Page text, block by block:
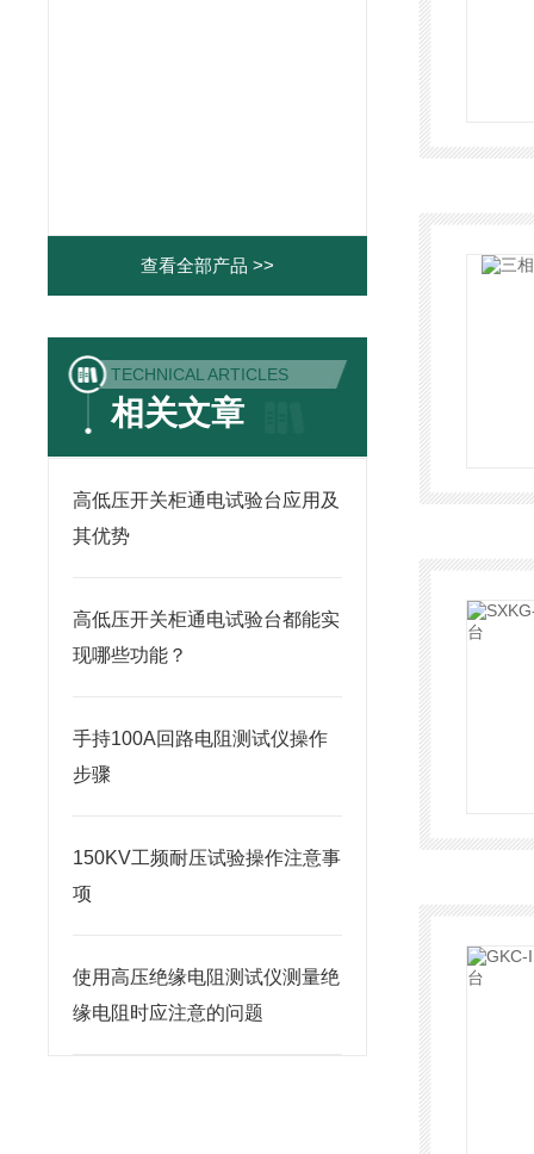
查看全部产品 >>
TECHNICAL ARTICLES
相关文章
高低压开关柜通电试验台应用及
其优势
高低压开关柜通电试验台都能实
现哪些功能？
手持100A回路电阻测试仪操作
步骤
150KV工频耐压试验操作注意事
项
使用高压绝缘电阻测试仪测量绝
缘电阻时应注意的问题